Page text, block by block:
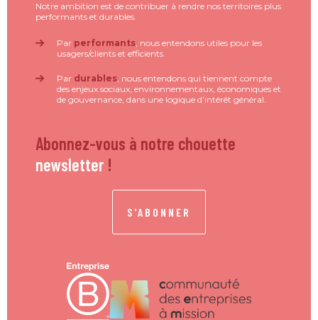
Notre ambition est de contribuer à rendre nos territoires plus
performants et durables.
Par performants, nous entendons utiles pour les
usagers/clients et efficients.
Par durables, nous entendons qui tiennent compte
des enjeux sociaux, environnementaux, économiques et
de gouvernance, dans une logique d’intérêt général.
Abonnez-vous à notre chouette
newsletter !
S'ABONNER